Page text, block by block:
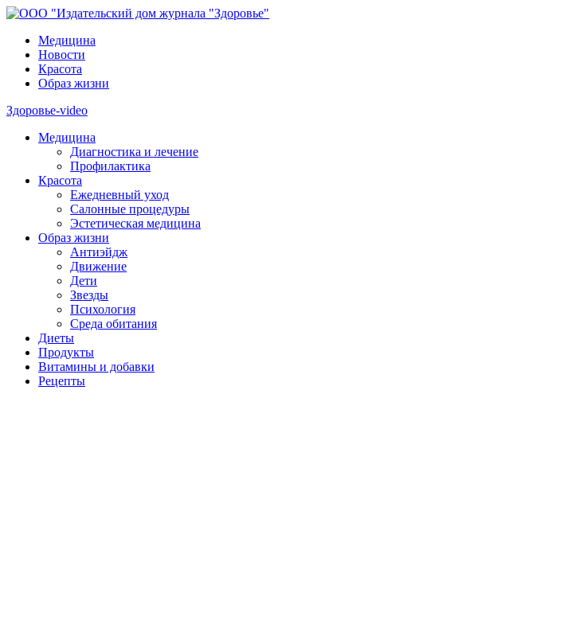
Медицина
Новости
Красота
Образ жизни
Здоровье-video
Медицина
Диагностика и лечение
Профилактика
Красота
Ежедневный уход
Салонные процедуры
Эстетическая медицина
Образ жизни
Антиэйдж
Движение
Дети
Звезды
Психология
Среда обитания
Диеты
Продукты
Витамины и добавки
Рецепты